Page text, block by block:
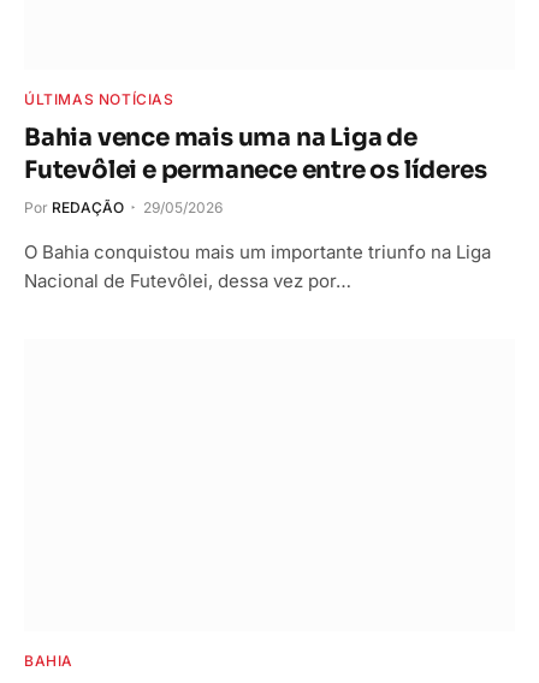
ÚLTIMAS NOTÍCIAS
Bahia vence mais uma na Liga de
Futevôlei e permanece entre os líderes
Por REDAÇÃO 29/05/2026
O Bahia conquistou mais um importante triunfo na Liga
Nacional de Futevôlei, dessa vez por…
BAHIA